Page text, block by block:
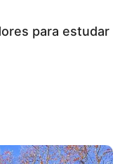
para estudar